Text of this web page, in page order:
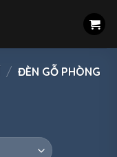
/ ĐÈN GỖ PHÒNG